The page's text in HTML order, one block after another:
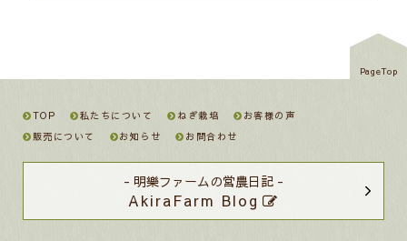
PageTop
TOP 私たちについて ねぎ栽培
お客様の声
販売について
お知らせ お問合わせ
- 明樂ファームの営農日記 -
AkiraFarm Blog